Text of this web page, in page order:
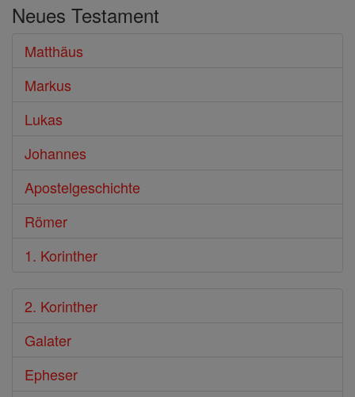
Bibel
Neues Testament
Matthäus
Markus
Lukas
Johannes
Apostelgeschichte
Römer
1. Korinther
2. Korinther
Galater
Epheser